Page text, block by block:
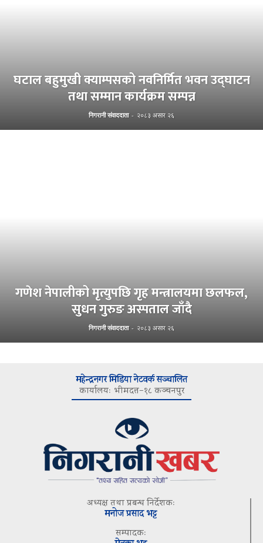
घटाल बहुमुखी क्याम्पसको नवनिर्मित भवन उद्घाटन
तथा सम्मान कार्यक्रम सम्पन्न
निगरानी संवाददाता - २०८३ असार २६
गणेश नेपालीको मृत्युपछि गृह मन्त्रालयमा छलफल,
सुधन गुरुङ अस्पताल जाँदै
निगरानी संवाददाता - २०८३ असार २६
महेन्द्रनगर मिडिया नेटवर्क सञ्चालित
कार्यालयः भीमदत्त–१८ कञ्चनपुर
अध्यक्ष तथा प्रबन्ध निर्देशकः
मनोज प्रसाद भट्ट
सम्पादकः